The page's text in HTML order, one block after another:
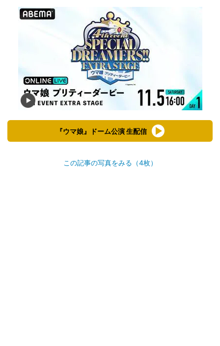
『ウマ娘』ドーム公演 生配信
この記事の写真をみる（4枚）